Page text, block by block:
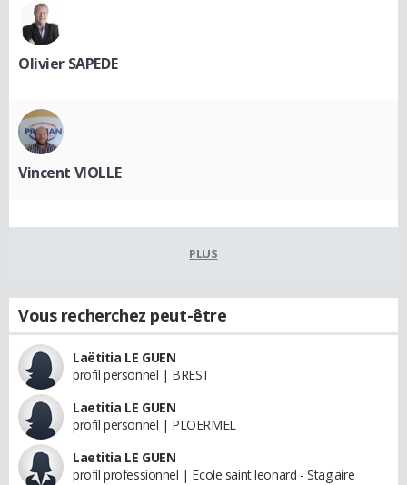
Olivier SAPEDE
Vincent VIOLLE
PLUS
Vous recherchez peut-être
Laëtitia LE GUEN
profil personnel | BREST
Laetitia LE GUEN
profil personnel | PLOERMEL
Laetitia LE GUEN
profil professionnel | Ecole saint leonard - Stagiaire